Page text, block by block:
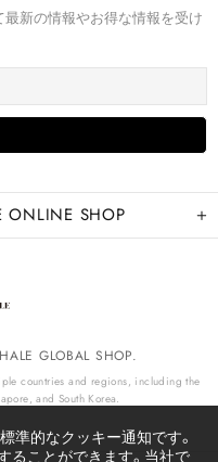
ONLINE SHOP
最新の情報やお得な情報を受け
GLOBAL SHOP.
countries and regions, including the
and South Korea.
準的なクッキー通知です。
ることができます。当社で